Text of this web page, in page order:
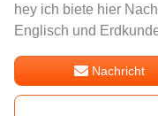
hey ich biete hier
Englisch und
Nachricht